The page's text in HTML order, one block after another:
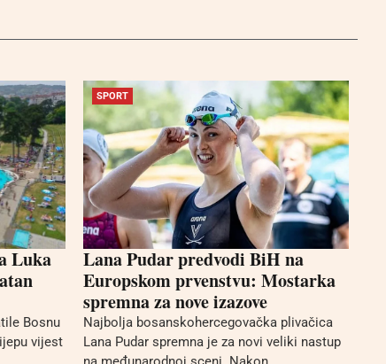
Luka
Bosnu
vijest
SPORT
Lana Pudar predvodi BiH na
Europskom prvenstvu: Mostarka
spremna za nove izazove
Najbolja bosanskohercegovačka plivačica
Lana Pudar spremna je za novi veliki nastup